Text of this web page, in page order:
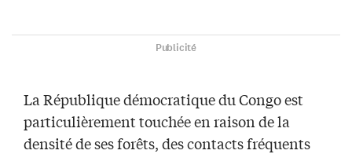
Publicité
La République démocratique du Congo est
particulièrement touchée en raison de la
densité de ses forêts, des contacts fréquents